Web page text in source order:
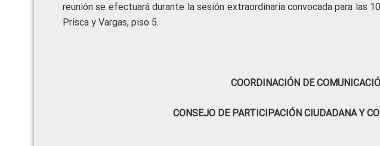
reunión se efectuará durante la sesión extraordinaria convocada para las
Prisca y Vargas, piso 5.
COORDINACIÓN DE
CONSEJO DE PARTICIPACIÓN CIUDADANA Y